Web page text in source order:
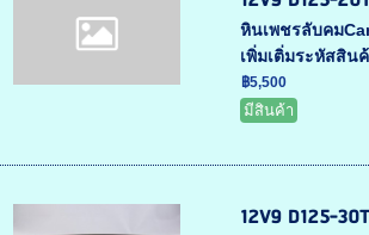
หินเพชรลับคม
เพิ่มเติ่มระหัสสิน
฿5,500
มีสินค้า
12V9 D125-